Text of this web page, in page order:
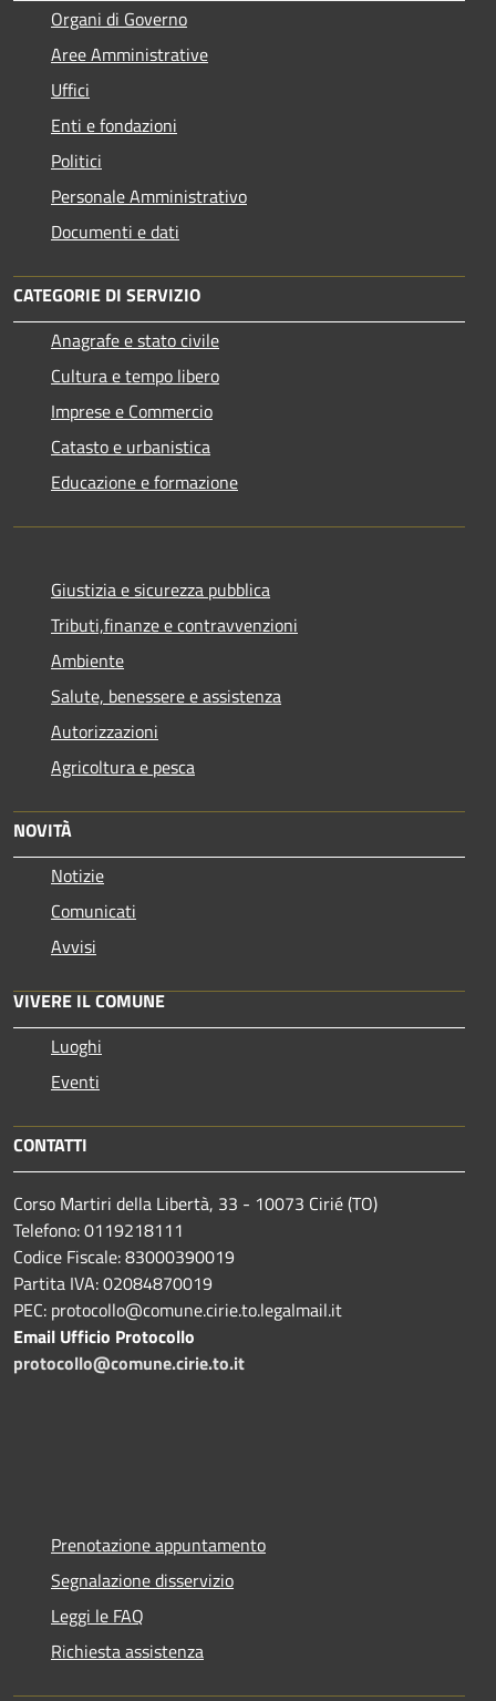
Organi di Governo
Aree Amministrative
Uffici
Enti e fondazioni
Politici
Personale Amministrativo
Documenti e dati
CATEGORIE DI SERVIZIO
Anagrafe e stato civile
Cultura e tempo libero
Imprese e Commercio
Catasto e urbanistica
Educazione e formazione
Giustizia e sicurezza pubblica
Tributi,finanze e contravvenzioni
Ambiente
Salute, benessere e assistenza
Autorizzazioni
Agricoltura e pesca
NOVITÀ
Notizie
Comunicati
Avvisi
VIVERE IL COMUNE
Luoghi
Eventi
CONTATTI
Corso Martiri della Libertà, 33 - 10073 Cirié (TO)
Telefono: 0119218111
Codice Fiscale: 83000390019
Partita IVA: 02084870019
PEC: protocollo@comune.cirie.to.legalmail.it
Email Ufficio Protocollo
protocollo@comune.cirie.to.it
Prenotazione appuntamento
Segnalazione disservizio
Leggi le FAQ
Richiesta assistenza